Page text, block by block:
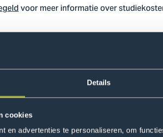
Details
cookies
en advertenties te personaliseren, om
voor meer informatie over
Jouw